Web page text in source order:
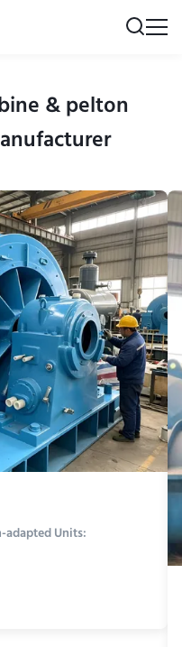
& pelton
Units: